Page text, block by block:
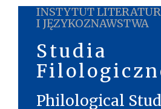
INSTYTUT
I JĘZYKOZNAWSTWA
Studia
Philological